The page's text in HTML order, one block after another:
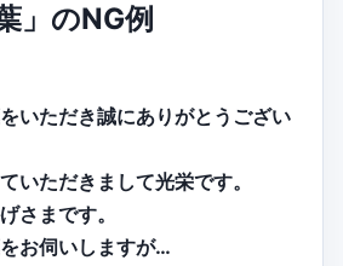
」のNG例
いただき誠にありがとうござい
いただきまして光栄です。
さまです。
お伺いしますが…